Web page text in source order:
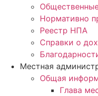
Нормативно
Реестр НПА
Справки о
Местная
Общая
Глава